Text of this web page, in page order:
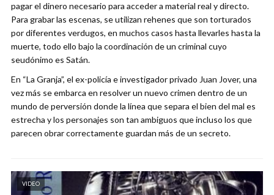
pagar el dinero necesario para acceder a material real y directo.
Para grabar las escenas, se utilizan rehenes que son torturados
por diferentes verdugos, en muchos casos hasta llevarles hasta la
muerte, todo ello bajo la coordinación de un criminal cuyo
seudónimo es Satán.
En “La Granja”, el ex-policía e investigador privado Juan Jover, una
vez más se embarca en resolver un nuevo crimen dentro de un
mundo de perversión donde la línea que separa el bien del mal es
estrecha y los personajes son tan ambiguos que incluso los que
parecen obrar correctamente guardan más de un secreto.
VIDEO